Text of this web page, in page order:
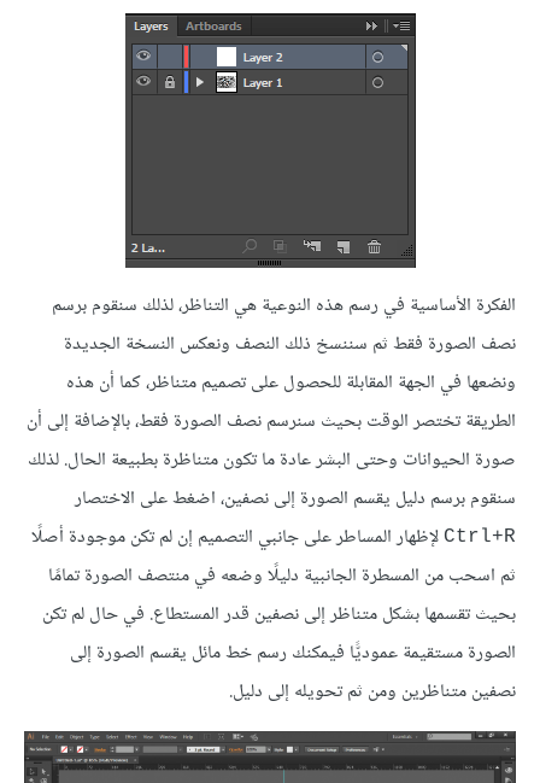
الفكرة الأساسية في رسم هذه النوعية هي التناظر، لذلك سنقوم برسم
نصف الصورة فقط ثم سننسخ ذلك النصف ونعكس النسخة الجديدة
ونضعها في الجهة المقابلة للحصول على تصميم متناظر، كما أن هذه
الطريقة تختصر الوقت بحيث سنرسم نصف الصورة فقط، بالإضافة إلى أن
صورة الحيوانات وحتى البشر عادة ما تكون متناظرة بطبيعة الحال. لذلك
سنقوم برسم دليل يقسم الصورة إلى نصفين، اضغط على الاختصار
Ctrl+R لإظهار المساطر على جانبي التصميم إن لم تكن موجودة أصلًا
ثم اسحب من المسطرة الجانبية دليلًا وضعه في منتصف الصورة تمامًا
بحيث تقسمها بشكل متناظر إلى نصفين قدر المستطاع. في حال لم تكن
الصورة مستقيمة عموديًّا فيمكنك رسم خط مائل يقسم الصورة إلى
نصفين متناظرين ومن ثم تحويله إلى دليل.